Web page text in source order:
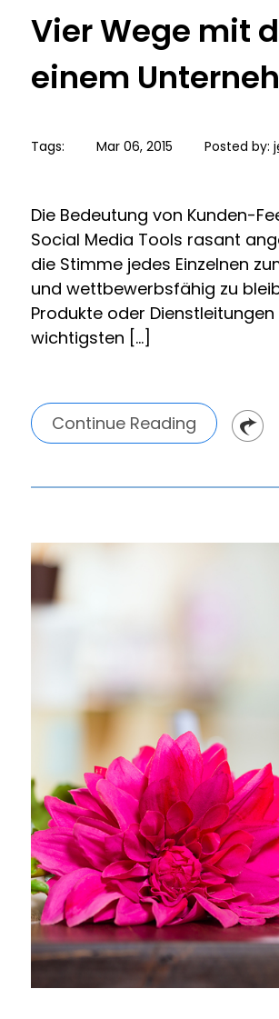
Vier Wege mit
einem
Tags: Mar 06, 2015 Posted by:
Die Bedeutung von Kunden-
Social Media Tools rasant
die Stimme jedes Einzelnen
und wettbewerbsfähig zu
Produkte oder
wichtigsten […]
Continue Reading